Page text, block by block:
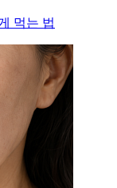
먹는 법